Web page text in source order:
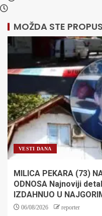
MOŽDA STE
VESTI DANA
MILICA PEKARA (73)
ODNOSA Najnoviji
IZDAHNUO U
06/08/2026 reporter